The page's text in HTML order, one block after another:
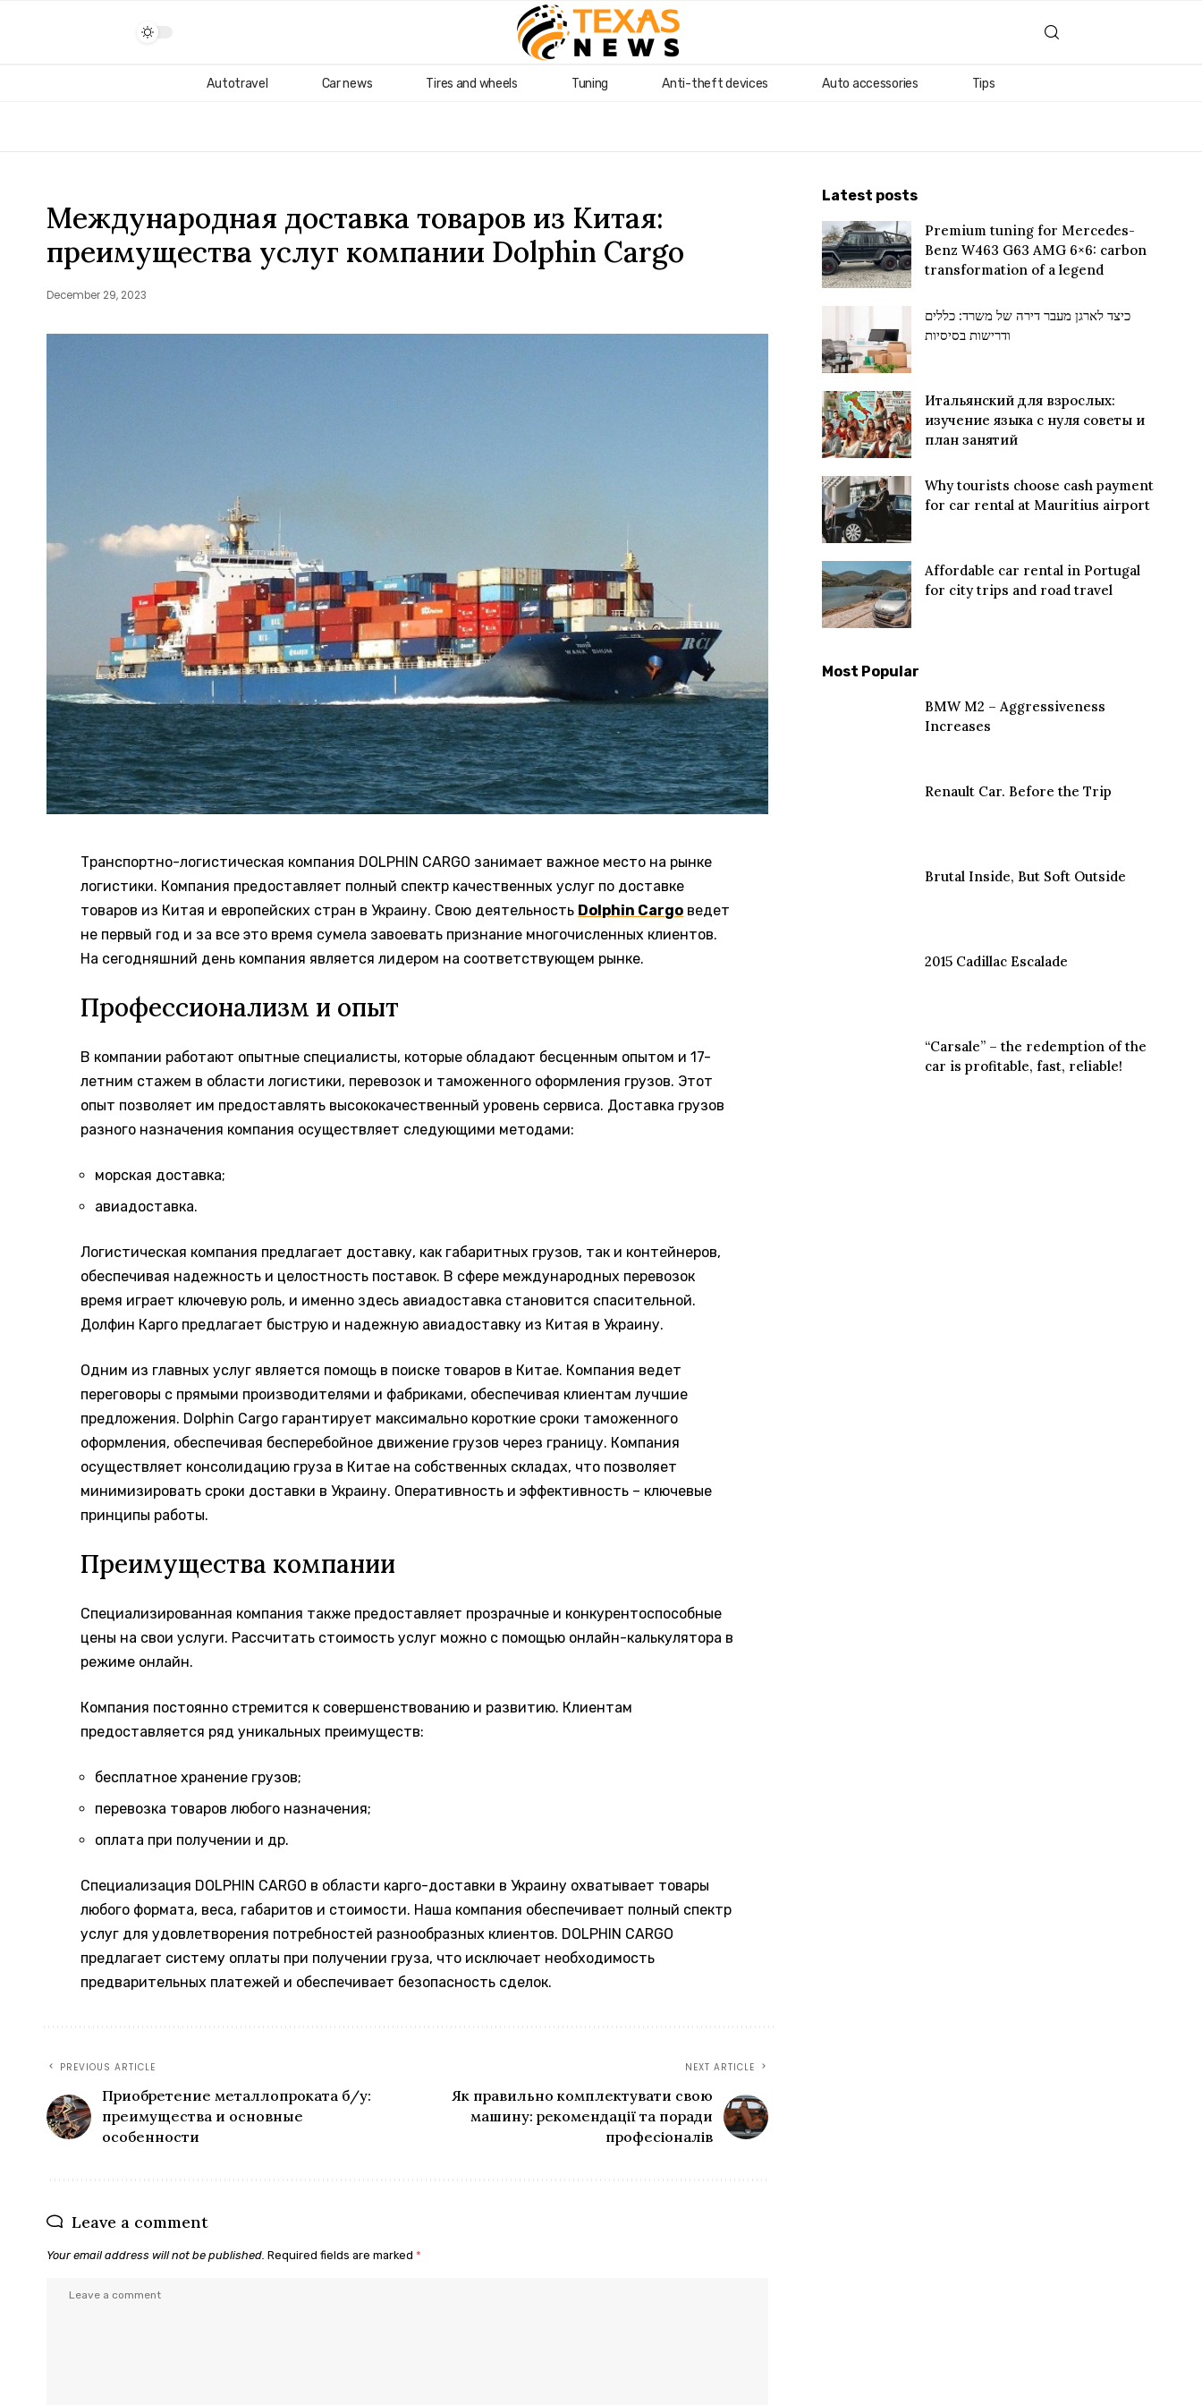
Autotravel Car news Tires and wheels Tuning Anti-theft devices Auto accessories Tips
Международная доставка товаров из Китая:
преимущества услуг компании Dolphin Cargo
December 29, 2023
Транспортно-логистическая компания DOLPHIN CARGO занимает важное место на рынке
логистики. Компания предоставляет полный спектр качественных услуг по доставке
товаров из Китая и европейских стран в Украину. Свою деятельность Dolphin Cargo ведет
не первый год и за все это время сумела завоевать признание многочисленных клиентов.
На сегодняшний день компания является лидером на соответствующем рынке.
Профессионализм и опыт
В компании работают опытные специалисты, которые обладают бесценным опытом и 17-
летним стажем в области логистики, перевозок и таможенного оформления грузов. Этот
опыт позволяет им предоставлять высококачественный уровень сервиса. Доставка грузов
разного назначения компания осуществляет следующими методами:
морская доставка;
авиадоставка.
Логистическая компания предлагает доставку, как габаритных грузов, так и контейнеров,
обеспечивая надежность и целостность поставок. В сфере международных перевозок
время играет ключевую роль, и именно здесь авиадоставка становится спасительной.
Долфин Карго предлагает быструю и надежную авиадоставку из Китая в Украину.
Одним из главных услуг является помощь в поиске товаров в Китае. Компания ведет
переговоры с прямыми производителями и фабриками, обеспечивая клиентам лучшие
предложения. Dolphin Cargo гарантирует максимально короткие сроки таможенного
оформления, обеспечивая бесперебойное движение грузов через границу. Компания
осуществляет консолидацию груза в Китае на собственных складах, что позволяет
минимизировать сроки доставки в Украину. Оперативность и эффективность – ключевые
принципы работы.
Преимущества компании
Специализированная компания также предоставляет прозрачные и конкурентоспособные
цены на свои услуги. Рассчитать стоимость услуг можно с помощью онлайн-калькулятора в
режиме онлайн.
Компания постоянно стремится к совершенствованию и развитию. Клиентам
предоставляется ряд уникальных преимуществ:
бесплатное хранение грузов;
перевозка товаров любого назначения;
оплата при получении и др.
Специализация DOLPHIN CARGO в области карго-доставки в Украину охватывает товары
любого формата, веса, габаритов и стоимости. Наша компания обеспечивает полный спектр
услуг для удовлетворения потребностей разнообразных клиентов. DOLPHIN CARGO
предлагает систему оплаты при получении груза, что исключает необходимость
предварительных платежей и обеспечивает безопасность сделок.
PREVIOUS ARTICLE
Приобретение металлопроката б/у:
преимущества и основные
особенности
NEXT ARTICLE
Як правильно комплектувати свою
машину: рекомендації та поради
професіоналів
Leave a comment
Your email address will not be published. Required fields are marked *
Latest posts
Premium tuning for Mercedes-
Benz W463 G63 AMG 6×6: carbon
transformation of a legend
כיצד לארגן מעבר דירה של משרד: כללים
ודרישות בסיסיות
Итальянский для взрослых:
изучение языка с нуля советы и
план занятий
Why tourists choose cash payment
for car rental at Mauritius airport
Affordable car rental in Portugal
for city trips and road travel
Most Popular
BMW M2 – Aggressiveness
Increases
Renault Car. Before the Trip
Brutal Inside, But Soft Outside
2015 Cadillac Escalade
“Carsale” – the redemption of the
car is profitable, fast, reliable!